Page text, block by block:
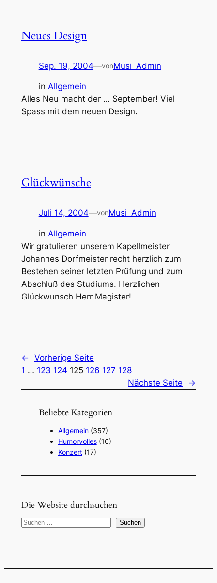
Neues Design
Sep. 19, 2004—vonMusi_Admin
in Allgemein
Alles Neu macht der … September! Viel
Spass mit dem neuen Design.
Glückwünsche
Juli 14, 2004—vonMusi_Admin
in Allgemein
Wir gratulieren unserem Kapellmeister
Johannes Dorfmeister recht herzlich zum
Bestehen seiner letzten Prüfung und zum
Abschluß des Studiums. Herzlichen
Glückwunsch Herr Magister!
← Vorherige Seite
1 … 123 124 125 126 127 128
Nächste Seite
→
Beliebte Kategorien
Allgemein(357)
Humorvolles(10)
Konzert(17)
Die Website durchsuchen
S
Suchen